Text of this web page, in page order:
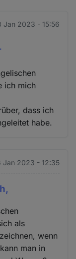
Jan 2023 - 15:56
ich mich
dass ich
habe.
Jan 2023 - 12:35
als
wenn
man in